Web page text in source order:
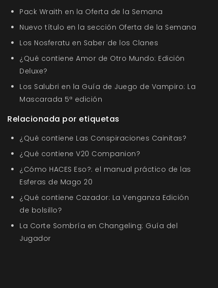
Pack Wraith en la Oferta de la Semana
Nuevo título en la sección Oferta de la Semana
Los Nosferatu en Saber de los Clanes
¿Qué contiene Amor de Otro Mundo: Edición
Deluxe?
Los Salubri en la Guía de Juego de Vampiro: La
Mascarada 5ª edición
Relacionada por etiquetas
¿Qué contiene Las Conspiraciones Cainitas?
¿Qué contiene V20 Companion?
¿Cómo HACES Eso?: el manual práctico de las
Esferas de Mago 20
¿Qué contiene Cazador: La Venganza Edición
de bolsillo?
La Corte Sombría en Changeling: Guía del
Jugador